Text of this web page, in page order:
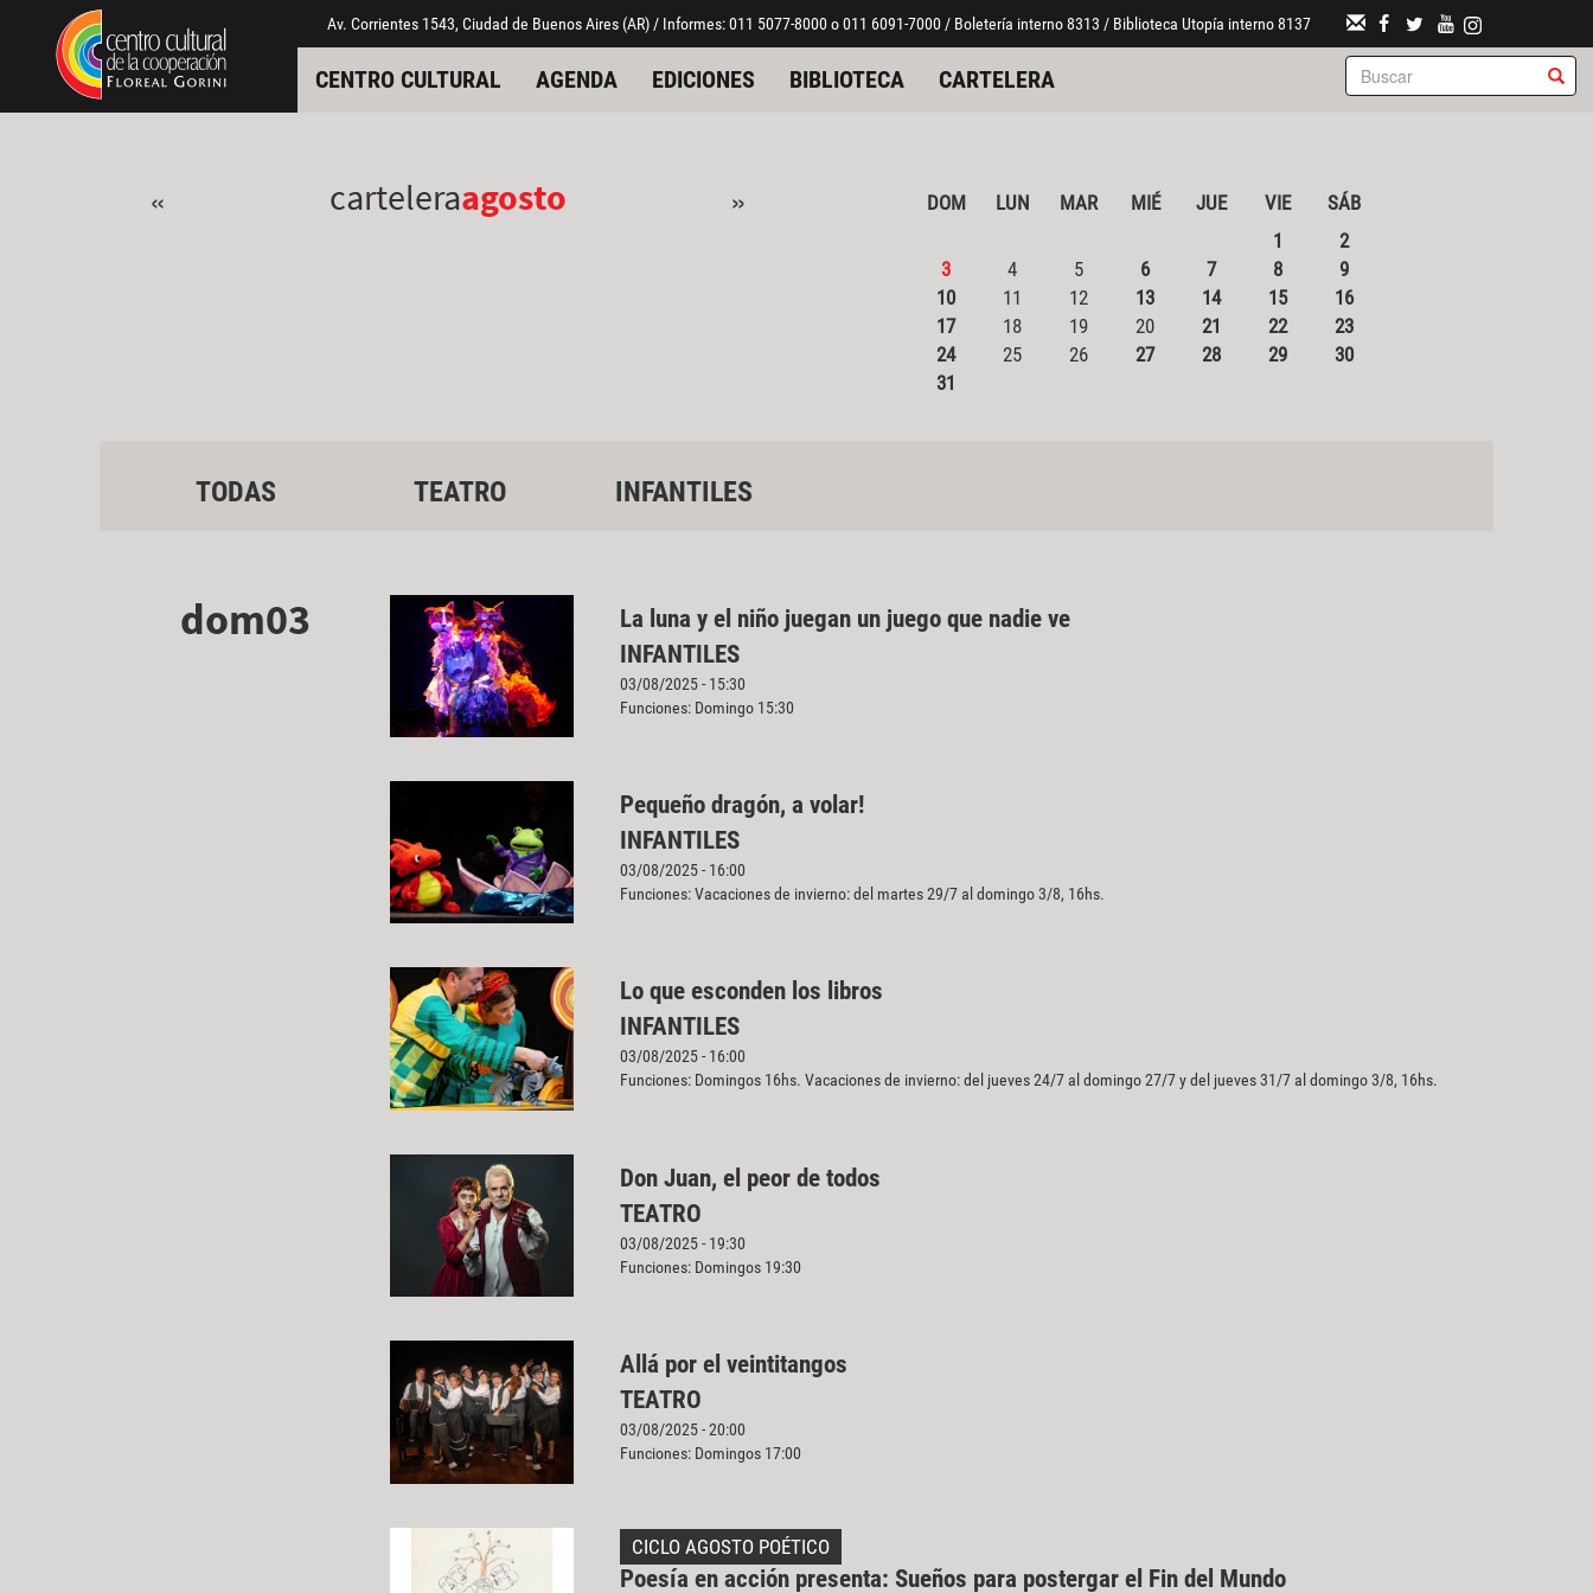
Pasar al contenido principal
Jump to main content Av. Corrientes 1543, Ciudad de Buenos Aires (AR) / Informes: 011 5077-8000 o 011 6091-7000 / Boletería interno 8313 / Biblioteca Utopía interno 8137
CENTRO CULTURAL AGENDA EDICIONES BIBLIOTECA CARTELERA
« carteleraagosto » DOM LUN MAR MIÉ JUE VIE
SÁB
1
2
3
4 5 6 7 8
9
10
11 12 13 14 15
16
17
18 19 20 21 22
23
24
25 26 27 28 29
30
31
TODAS TEATRO INFANTILES
dom03
La luna y el niño juegan un juego que nadie ve
INFANTILES
03/08/2025 - 15:30
Funciones: Domingo 15:30
Pequeño dragón, a volar!
INFANTILES
03/08/2025 - 16:00
Funciones: Vacaciones de invierno: del martes 29/7 al domingo 3/8, 16hs.
Lo que esconden los libros
INFANTILES
03/08/2025 - 16:00
Funciones: Domingos 16hs. Vacaciones de invierno: del jueves 24/7 al domingo 27/7 y del jueves 31/7 al domingo 3/8, 16hs.
Don Juan, el peor de todos
TEATRO
03/08/2025 - 19:30
Funciones: Domingos 19:30
Allá por el veintitangos
TEATRO
03/08/2025 - 20:00
Funciones: Domingos 17:00
CICLO AGOSTO POÉTICO
Poesía en acción presenta: Sueños para postergar el Fin del Mundo